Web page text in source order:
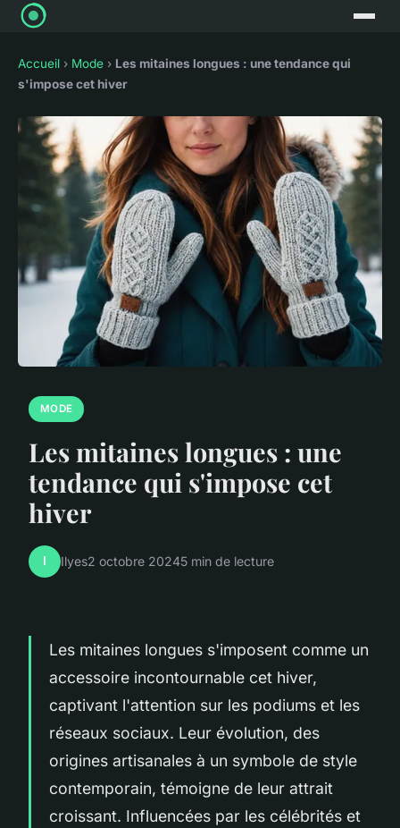
Accueil › Mode › Les mitaines longues : une tendance qui
s'impose cet hiver
MODE
Les mitaines longues : une
tendance qui s'impose cet
hiver
I Ilyes2 octobre 20245 min de lecture
Les mitaines longues s'imposent comme un
accessoire incontournable cet hiver,
captivant l'attention sur les podiums et les
réseaux sociaux. Leur évolution, des
origines artisanales à un symbole de style
contemporain, témoigne de leur attrait
croissant. Influencées par les célébrités et